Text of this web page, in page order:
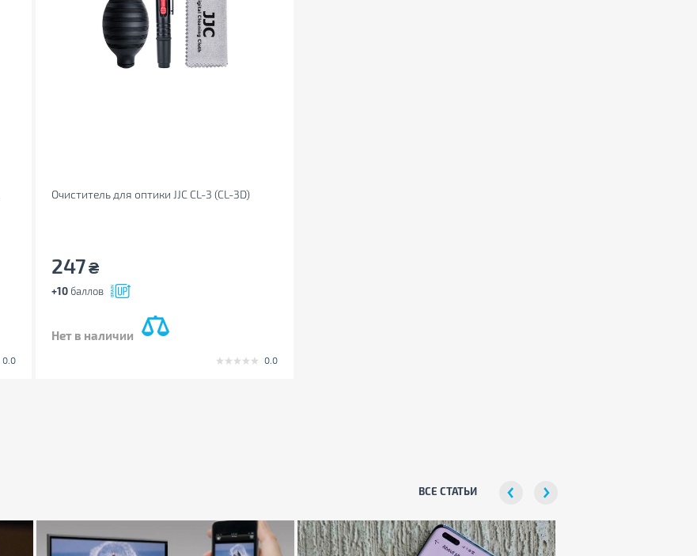
0.0
Очиститель для оптики JJC CL-3 (CL-3D)
247₴
+10баллов
Нет в наличии
0.0
ВСЕ СТАТЬИ